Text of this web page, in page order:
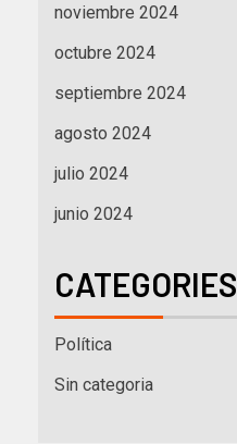
noviembre 2024
octubre 2024
septiembre 2024
agosto 2024
julio 2024
junio 2024
CATEGORIES
Política
Sin categoria